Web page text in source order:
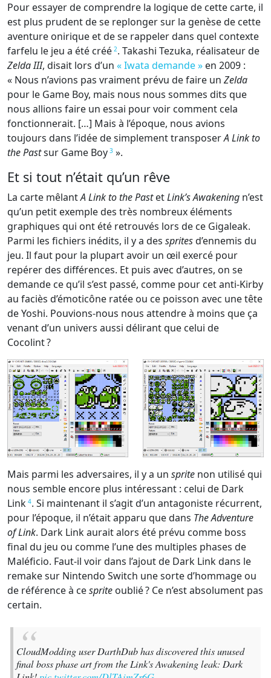
Pour essayer de comprendre la logique de cette carte, il
est plus prudent de se replonger sur la genèse de cette
aventure onirique et de se rappeler dans quel contexte
farfelu le jeu a été créé 2. Takashi Tezuka, réalisateur de
Zelda III, disait lors d’un « Iwata demande » en 2009 :
« Nous n’avions pas vraiment prévu de faire un Zelda
pour le Game Boy, mais nous nous sommes dits que
nous allions faire un essai pour voir comment cela
fonctionnerait. […] Mais à l’époque, nous avions
toujours dans l’idée de simplement transposerA Link to
the Pastsur Game Boy 3 ».
Et si tout n’était qu’un rêve
La carte mêlantA Link to the PastetLink’s Awakening n’est
qu’un petit exemple des très nombreux éléments
graphiques qui ont été retrouvés lors de ce Gigaleak.
Parmi les fichiers inédits, il y a des spritesd’ennemis du
jeu. Il faut pour la plupart avoir un œil exercé pour
repérer des différences. Et puis avec d’autres, on se
demande ce qu’il s’est passé, comme pour cet anti-Kirby
au faciès d’émoticône ratée ou ce poisson avec une tête
de Yoshi. Pouvions-nous nous attendre à moins que ça
venant d’un univers aussi délirant que celui de
Cocolint ?
Mais parmi les adversaires, il y a un sprite non utilisé qui
nous semble encore plus intéressant : celui de Dark
Link 4. Si maintenant il s’agit d’un antagoniste récurrent,
pour l’époque, il n’était apparu que dans The Adventure
of Link. Dark Link aurait alors été prévu comme boss
final du jeu ou comme l’une des multiples phases de
Maléficio. Faut-il voir dans l’ajout de Dark Link dans le
remake sur Nintendo Switch une sorte d’hommage ou
de référence à cesprite oublié ? Ce n’est absolument pas
certain.
CloudModding user DarthDub has discovered this unused
final boss phase art from the Link's Awakening leak: Dark